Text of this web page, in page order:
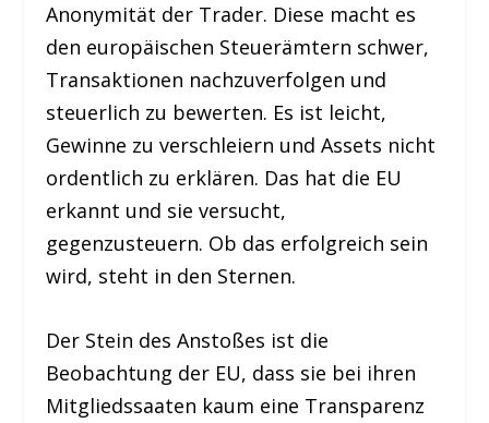
Anonymität der Trader. Diese macht es
den europäischen Steuerämtern schwer,
Transaktionen nachzuverfolgen und
steuerlich zu bewerten. Es ist leicht,
Gewinne zu verschleiern und Assets nicht
ordentlich zu erklären. Das hat die EU
erkannt und sie versucht,
gegenzusteuern. Ob das erfolgreich sein
wird, steht in den Sternen.
Der Stein des Anstoßes ist die
Beobachtung der EU, dass sie bei ihren
Mitgliedssaaten kaum eine Transparenz